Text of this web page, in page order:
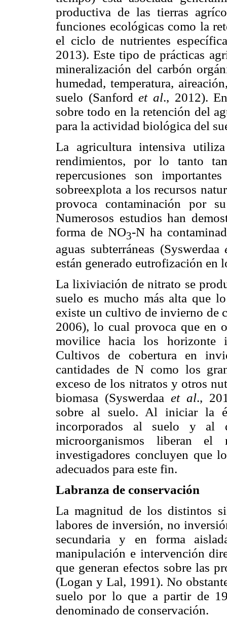
productiva de las tierras
funciones ecológicas como la
el ciclo de nutrientes
2013). Este tipo de prácticas
mineralización del carbón
humedad, temperatura,
suelo (Sanfordet al., 2012).
sobre todo en la retención del
para la actividad biológica del
La agricultura intensiva
rendimientos, por lo tanto
repercusiones son
sobreexplota a los recursos
provoca contaminación por
Numerosos estudios han
forma de NO3-N ha
aguas subterráneas (Syswerdaa
están generado eutrofización en
La lixiviación de nitrato se
suelo es mucho más alta que
existe un cultivo de invierno de
2006), lo cual provoca que en
movilice hacia los horizonte
Cultivos de cobertura en
cantidades de N como los
exceso de los nitratos y otros
biomasa (Syswerdaa et al.,
sobre al suelo. Al iniciar la
incorporados al suelo y al
microorganismos liberan
investigadores concluyen que
adecuados para este fin.
Labranza de conservación
La magnitud de los distintos
labores de inversión, no
secundaria y en forma
manipulación e intervención
que generan efectos sobre las
(Logan y Lal, 1991). No
suelo por lo que a partir de
denominado de conservación.